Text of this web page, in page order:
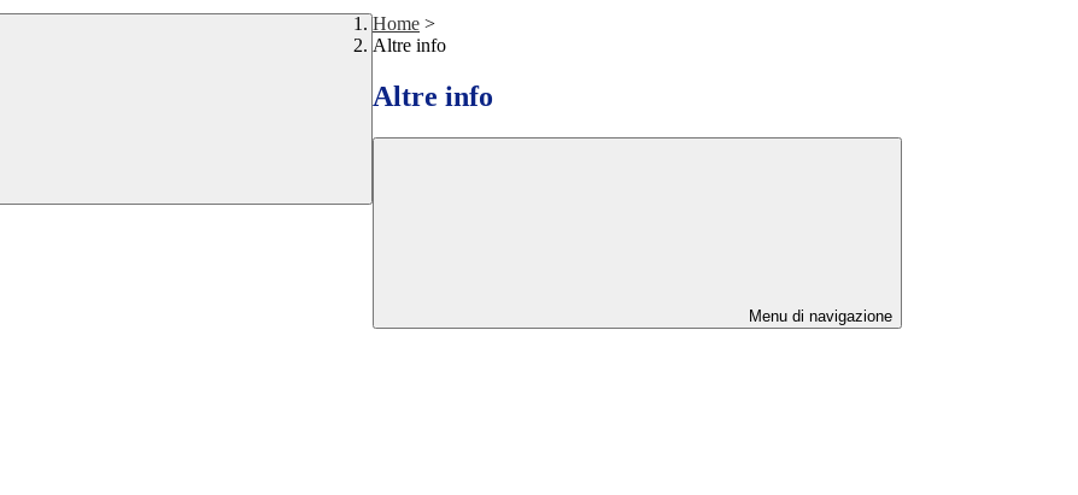
Home >
Altre info
Altre info
Menu di navigazione